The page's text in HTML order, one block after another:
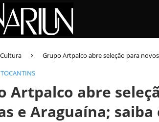
Cultura
Grupo Artpalco abre seleção para
TOCANTINS
Artpalco abre
e Araguaína;